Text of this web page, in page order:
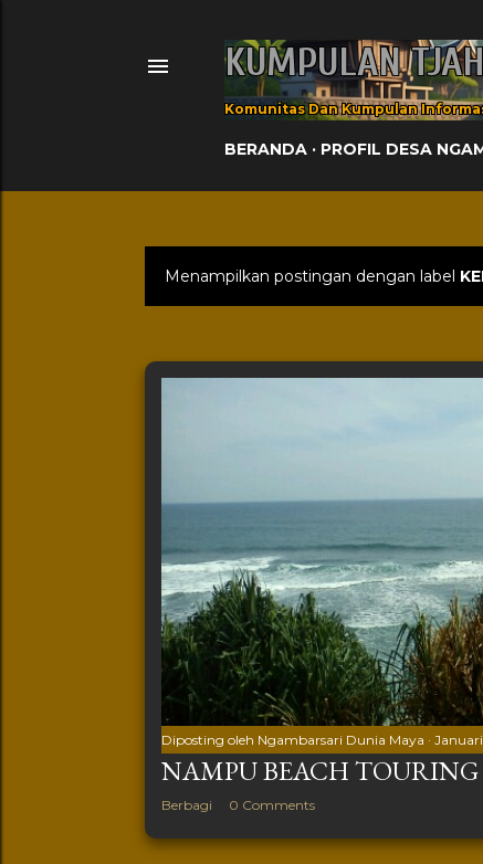
KUMPULAN
Komunitas Dan Kumpulan
BERANDA PROFIL DESA
Postingan
Menampilkan postingan dengan label
Diposting oleh Ngambarsari Dunia Maya Januari
NAMPU BEACH TOURING
Berbagi 0 Comments